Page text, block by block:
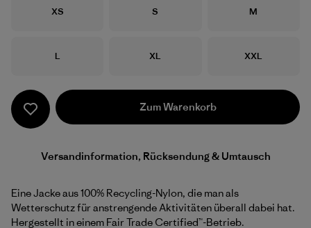
Größe
XS Größe
S Größe
M
Größe
L Größe
XL Größe
XXL
Zum Warenkorb
Versandinformation, Rücksendung & Umtausch
Eine Jacke aus 100% Recycling-Nylon, die man als
Wetterschutz für anstrengende Aktivitäten überall dabei hat.
Hergestellt in einem Fair Trade Certified™-Betrieb.